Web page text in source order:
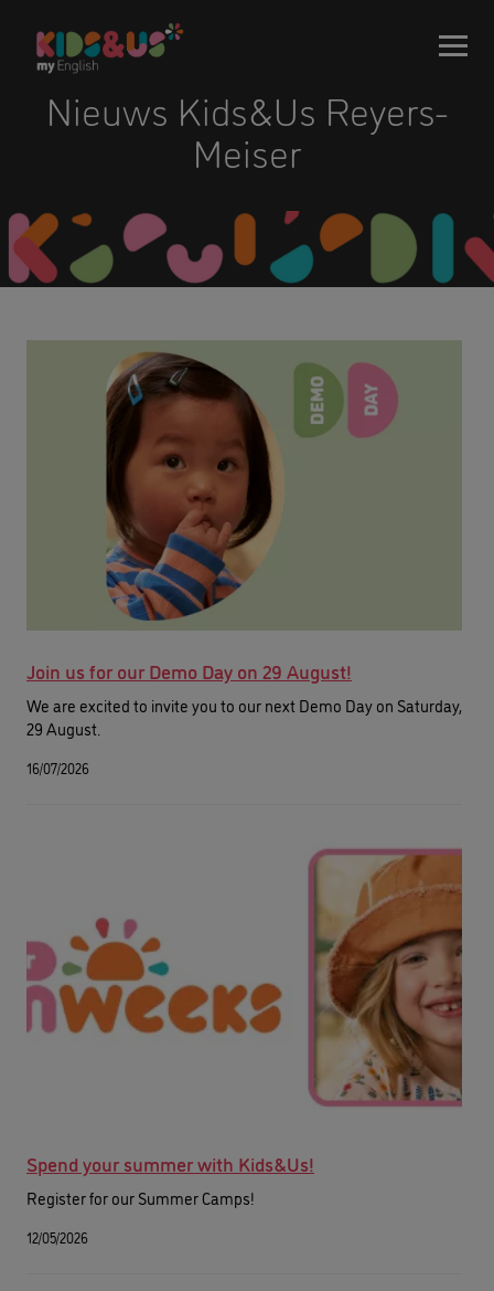
Nieuws Kids&Us Reyers-
Meiser
Join us for our Demo Day on 29 August!
We are excited to invite you to our next Demo Day on Saturday,
29 August.
16/07/2026
Spend your summer with Kids&Us!
Register for our Summer Camps!
12/05/2026